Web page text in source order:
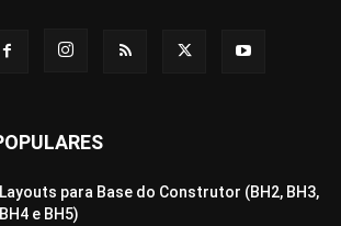
Layouts para Base do Construtor (BH2, BH3,
BH4 e BH5)